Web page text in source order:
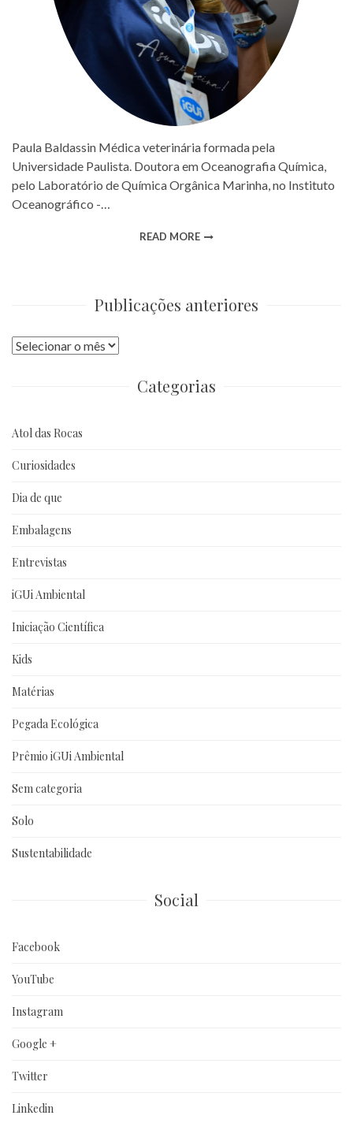
Paula Baldassin Médica veterinária formada pela
Universidade Paulista. Doutora em Oceanografia Química,
pelo Laboratório de Química Orgânica Marinha, no Instituto
Oceanográfico -…
READ MORE
Publicações anteriores
Publicações
Categorias
Atol das Rocas
Curiosidades
Dia de que
Embalagens
Entrevistas
iGUi Ambiental
Iniciação Científica
Kids
Matérias
Pegada Ecológica
Prêmio iGUi Ambiental
Sem categoria
Solo
Sustentabilidade
Social
Facebook
YouTube
Instagram
Google +
Twitter
Linkedin